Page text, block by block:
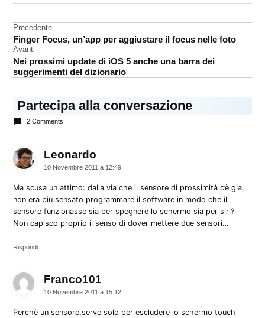
sensore
Navigazione
articoli
Precedente
Finger Focus, un’app per aggiustare il focus nelle foto
Avanti
Nei prossimi update di iOS 5 anche una barra dei
suggerimenti del dizionario
Partecipa alla conversazione
2 Comments
Leonardo
10 Novembre 2011 a 12:49
Ma scusa un attimo: dalla via che il sensore di prossimità c’è gia,
non era piu sensato programmare il software in modo che il
sensore funzionasse sia per spegnere lo schermo sia per siri?
Non capisco proprio il senso di dover mettere due sensori…
Rispondi
Franco101
10 Novembre 2011 a 15:12
Perchè un sensore,serve solo per escludere lo schermo touch